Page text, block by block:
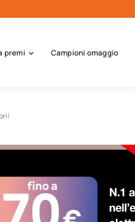
premi Campioni omaggio